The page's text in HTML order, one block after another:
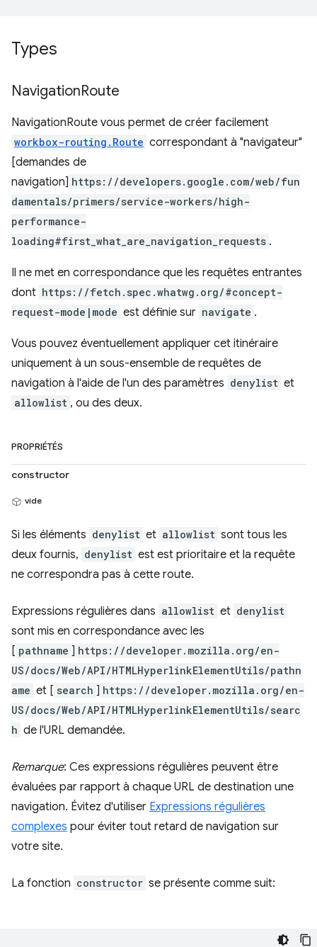
Types
NavigationRoute
NavigationRoute vous permet de créer facilement
workbox-routing.Route correspondant à "navigateur"
[demandes de
navigation] https://developers.google.com/web/fun
damentals/primers/service-workers/high-
performance-
loading#first_what_are_navigation_requests .
Il ne met en correspondance que les requêtes entrantes
dont https://fetch.spec.whatwg.org/#concept-
request-mode|mode est définie sur navigate .
Vous pouvez éventuellement appliquer cet itinéraire
uniquement à un sous-ensemble de requêtes de
navigation à l'aide de l'un des paramètres denylist et
allowlist , ou des deux.
PROPRIÉTÉS
constructor
vide
Si les éléments denylist et allowlist sont tous les
deux fournis, denylist est est prioritaire et la requête
ne correspondra pas à cette route.
Expressions régulières dans allowlist et denylist
sont mis en correspondance avec les
[ pathname ] https://developer.mozilla.org/en-
US/docs/Web/API/HTMLHyperlinkElementUtils/pathn
ame et [ search ] https://developer.mozilla.org/en-
US/docs/Web/API/HTMLHyperlinkElementUtils/searc
h de l'URL demandée.
Remarque: Ces expressions régulières peuvent être
évaluées par rapport à chaque URL de destination une
navigation. Évitez d'utiliser Expressions régulières
complexes pour éviter tout retard de navigation sur
votre site.
La fonction constructor se présente comme suit: